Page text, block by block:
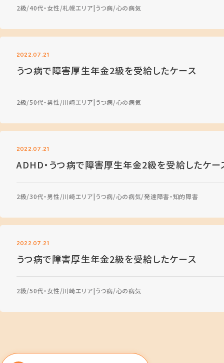
2級 40代・女性 札幌エリア うつ病 心の病気
2022.07.21
うつ病で障害厚生年金2級を受給したケース
2級 50代・男性 川崎エリア うつ病 心の病気
2022.07.21
ADHD・うつ病で障害厚生年金2級を受給したケー
2級 30代・男性 川崎エリア うつ病 心の病気 発達障害・知的障害
2022.07.21
うつ病で障害厚生年金2級を受給したケース
2級 50代・女性 川崎エリア うつ病 心の病気